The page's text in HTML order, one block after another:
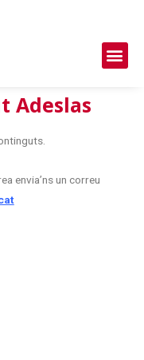
Adeslas
envia’ns un correu